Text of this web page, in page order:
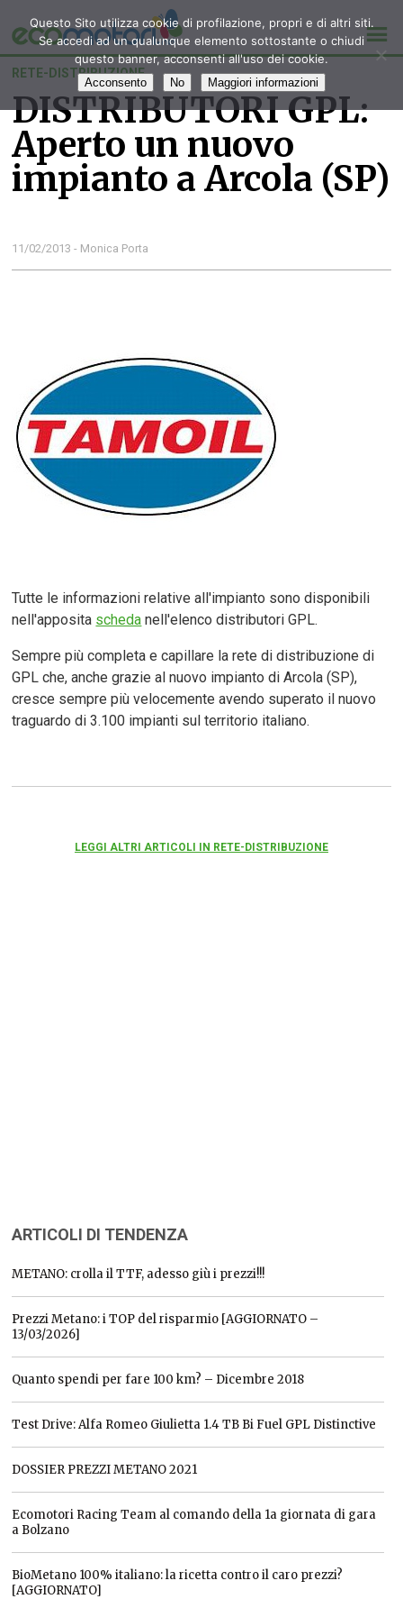
RETE-DISTRIBUZIONE
DISTRIBUTORI GPL:
Aperto un nuovo
impianto a Arcola (SP)
11/02/2013 - Monica Porta
Tutte le informazioni relative all'impianto sono disponibili
nell'apposita scheda nell'elenco distributori GPL.
Sempre più completa e capillare la rete di distribuzione di
GPL che, anche grazie al nuovo impianto di Arcola (SP),
cresce sempre più velocemente avendo superato il nuovo
traguardo di 3.100 impianti sul territorio italiano.
LEGGI ALTRI ARTICOLI IN RETE-DISTRIBUZIONE
ARTICOLI DI TENDENZA
METANO: crolla il TTF, adesso giù i prezzi!!!
Prezzi Metano: i TOP del risparmio [AGGIORNATO –
13/03/2026]
Quanto spendi per fare 100 km? – Dicembre 2018
Test Drive: Alfa Romeo Giulietta 1.4 TB Bi Fuel GPL Distinctive
DOSSIER PREZZI METANO 2021
Ecomotori Racing Team al comando della 1a giornata di gara
a Bolzano
BioMetano 100% italiano: la ricetta contro il caro prezzi?
[AGGIORNATO]
Questo Sito utilizza cookie di profilazione, propri e di altri siti.
Se accedi ad un qualunque elemento sottostante o chiudi
questo banner, acconsenti all'uso dei cookie.
Acconsento No Maggiori informazioni